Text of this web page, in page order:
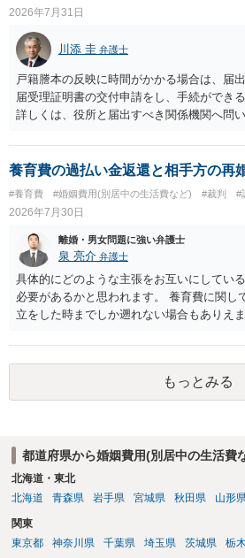
2026年7月31日
川添 圭 弁護士
戸籍謄本の反映に時間がかかる場合は、届
届受理証明書の交付申請をし、手続ができ
詳しくは、役所と届出すべき関係機関へ問
養育費の過払い金返還と相手方の再
#養育費 #婚姻費用(別居中の生活費など) #裁判 #
2026年7月30日
離婚・男女問題に強い弁護士
泉 亮介 弁護士
具体的にどのような主張をお互いにしてい
必要があるかと思われます。 養育費に関し
立をした時までしか遡れない場合もありえ
養育費に関するやりとり等があればそちら
あるでしょう。 公開相談の場での回答より
れることをお勧めいたします。もっとみる
都道府県から婚姻費用(別居中の生活費
北海道・東北
北海道
青森県 岩手県 宮城県 秋田県 山形
関東
東京都
神奈川県 千葉県 埼玉県 茨城県 栃